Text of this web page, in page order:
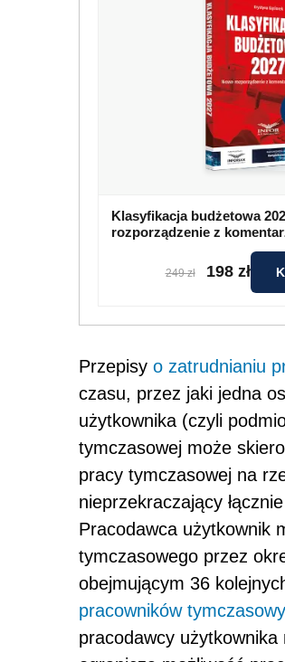
Klasyfikacja budżetowa
rozporządzenie z
249 zł 198 zł
Przepisy o zatrudnianiu
czasu, przez jaki jedna
użytkownika (czyli
tymczasowej może
pracy tymczasowej na
nieprzekraczający
Pracodawca użytkownik
tymczasowego przez
obejmującym 36
pracowników
pracodawcy